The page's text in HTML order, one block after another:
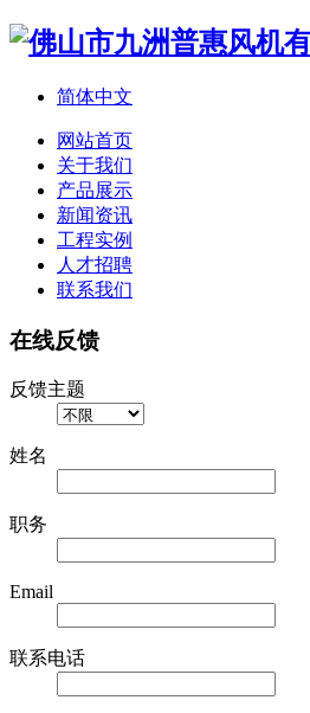
简体中文
网站首页
关于我们
产品展示
新闻资讯
工程实例
人才招聘
联系我们
在线反馈
反馈主题
姓名
职务
Email
联系电话